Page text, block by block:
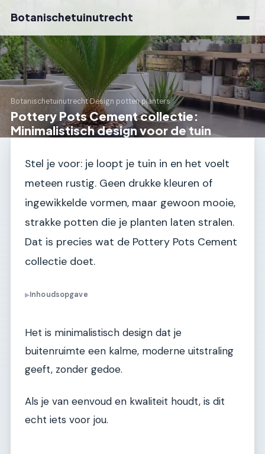
Botanischetuinutrecht
Botanischetuinutrecht›Design potten planters
Pottery Pots Cement collectie:
Minimalistisch design voor de tuin
Stel je voor: je loopt je tuin in en het voelt
meteen rustig. Geen drukke kleuren of
ingewikkelde vormen, maar gewoon mooie,
strakke potten die je planten laten stralen.
Dat is precies wat de Pottery Pots Cement
collectie doet.
▶Inhoudsopgave
Het is minimalistisch design dat je
buitenruimte een kalme, moderne uitstraling
geeft, zonder gedoe.
Als je van eenvoud en kwaliteit houdt, is dit
echt iets voor jou.